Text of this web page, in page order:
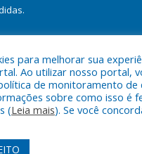
a Prefeitura
Área Administrativa
para melhorar sua
Ao utilizar nosso portal,
de monitoramento de
sobre como isso é
(Leia mais). Se você